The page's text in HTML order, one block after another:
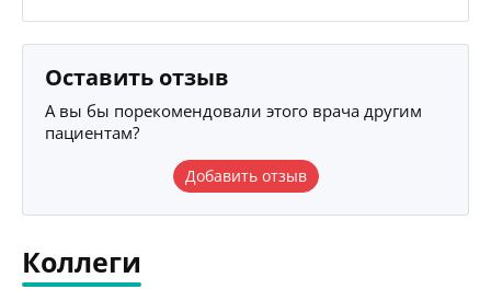
Оставить отзыв
А вы бы порекомендовали этого врача другим
пациентам?
Добавить отзыв
Коллеги